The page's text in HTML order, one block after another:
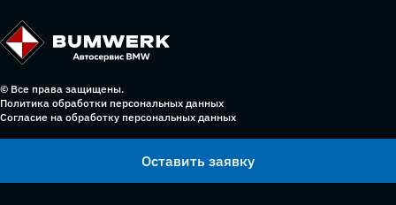
© Все права защищены.
Политика обработки персональных данных
Согласие на обработку персональных данных
Оставить заявку